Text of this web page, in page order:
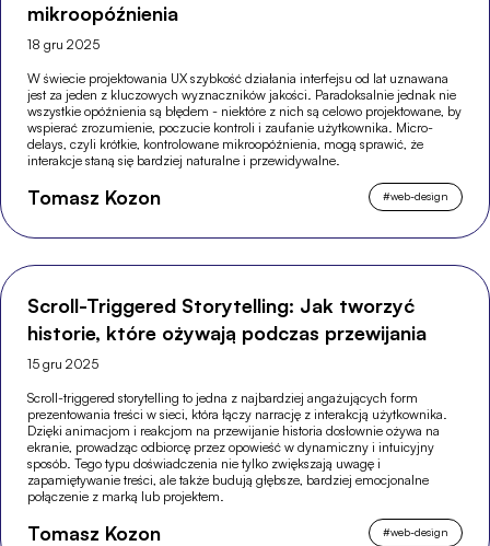
mikroopóźnienia
18 gru 2025
W świecie projektowania UX szybkość działania interfejsu od lat uznawana
jest za jeden z kluczowych wyznaczników jakości. Paradoksalnie jednak nie
wszystkie opóźnienia są błędem - niektóre z nich są celowo projektowane, by
wspierać zrozumienie, poczucie kontroli i zaufanie użytkownika. Micro-
delays, czyli krótkie, kontrolowane mikroopóźnienia, mogą sprawić, że
interakcje staną się bardziej naturalne i przewidywalne.
Tomasz Kozon #web-design
Scroll-Triggered Storytelling: Jak tworzyć
historie, które ożywają podczas przewijania
15 gru 2025
Scroll-triggered storytelling to jedna z najbardziej angażujących form
prezentowania treści w sieci, która łączy narrację z interakcją użytkownika.
Dzięki animacjom i reakcjom na przewijanie historia dosłownie ożywa na
ekranie, prowadząc odbiorcę przez opowieść w dynamiczny i intuicyjny
sposób. Tego typu doświadczenia nie tylko zwiększają uwagę i
zapamiętywanie treści, ale także budują głębsze, bardziej emocjonalne
połączenie z marką lub projektem.
Tomasz Kozon #web-design